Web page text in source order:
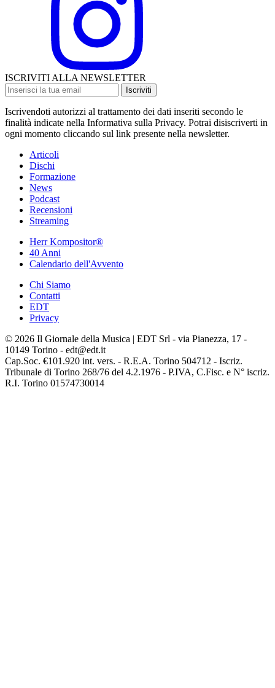
ISCRIVITI ALLA NEWSLETTER
Iscriviti
Iscrivendoti autorizzi al trattamento dei dati inseriti secondo le
finalità indicate nella Informativa sulla Privacy. Potrai disiscriverti in
ogni momento cliccando sul link presente nella newsletter.
Articoli
Dischi
Formazione
News
Podcast
Recensioni
Streaming
Herr Kompositor®
40 Anni
Calendario dell'Avvento
Chi Siamo
Contatti
EDT
Privacy
© 2026 Il Giornale della Musica | EDT Srl - via Pianezza, 17 -
10149 Torino - edt@edt.it
Cap.Soc. €101.920 int. vers. - R.E.A. Torino 504712 - Iscriz.
Tribunale di Torino 268/76 del 4.2.1976 - P.IVA, C.Fisc. e N° iscriz.
R.I. Torino 01574730014